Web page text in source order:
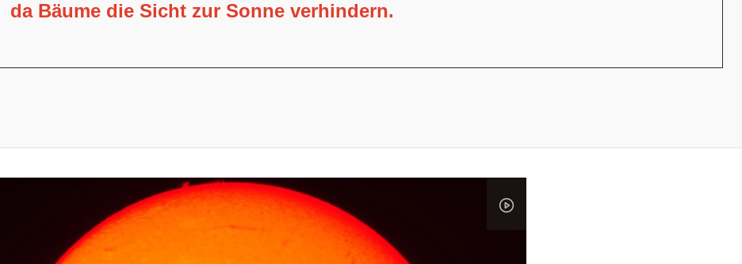
da Bäume die Sicht zur Sonne verhindern.